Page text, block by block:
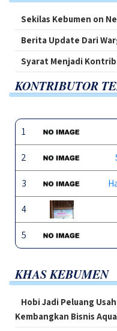
Sekilas Kebumen on
Berita Update Dari
Syarat Menjadi
KONTRIBUTOR
1
2
3
4
5
KHAS KEBUMEN
Hobi Jadi Peluang
Kembangkan Bisnis